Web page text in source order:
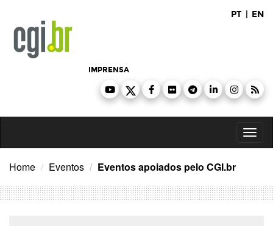
conteúdo
PT | EN
IMPRENSA
Home Eventos Eventos apoiados pelo CGI.br